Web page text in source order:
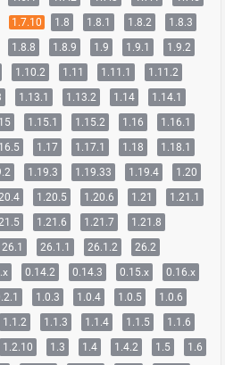
1.7.10 1.8 1.8.1 1.8.2
1.8.3
1.8.8 1.8.9 1.9 1.9.1
1.9.2
1.10.2 1.11 1.11.1
1.11.2
1.13.1 1.13.2 1.14
1.14.1
1.15.1 1.15.2 1.16
1.16.1
1.17 1.17.1 1.18
1.18.1
1.19.3 1.19.33 1.19.4
1.20
1.20.5 1.20.6 1.21
1.21.1
1.21.6 1.21.7
1.21.8
26.1 26.1.1 26.1.2 26.2
0.14.2 0.14.3 0.15.x
0.16.x
1.0.3 1.0.4 1.0.5
1.0.6
1.1.2 1.1.3 1.1.4 1.1.5
1.1.6
1.2.10 1.3 1.4 1.4.2 1.5
1.6